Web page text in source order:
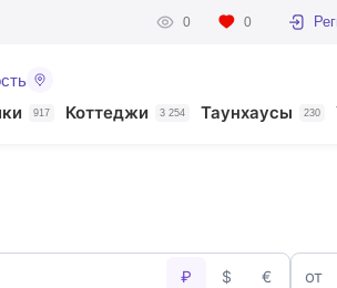
0 0
917 Коттеджи 3 254 Таунхаусы 230
₽ $ € от